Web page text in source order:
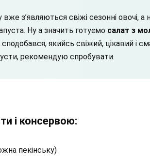
з’являються свіжі сезонні овочі, а
Ну а значить готуємо салат з
якийсь свіжий, цікавий і
рекомендую спробувати.
і консервою:
пекінську)